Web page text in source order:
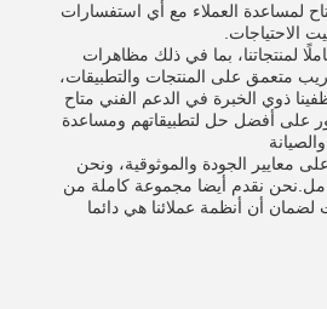
لمساعدة العملاء مع أي استفسارات
الاحتياجات.
لمنتجاتنا، بما في ذلك مظاهرات
متعمق على المنتجات والتطبيقات،
ذوي الخبرة في الدعم الفني متاح
على أفضل حل لتطبيقاتهم ومساعدة
معايير الجودة والموثوقية، ونحن
نقدم أيضا مجموعة كاملة من
لضمان أن أنظمة عملائنا هي دائما